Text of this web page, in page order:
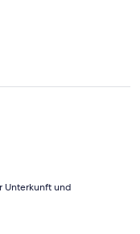
Unterkunft und